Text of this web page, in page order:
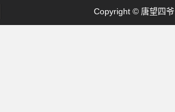
Copyright © 唐望四爷